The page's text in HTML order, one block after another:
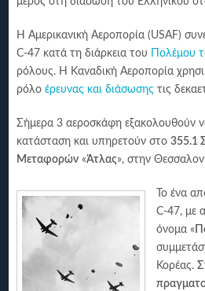
Η Αμερικανική Αεροπορία (USAF)
C-47 κατά τη διάρκεια του
Πολέμου
ρόλους. Η Καναδική Αεροπορία
ρόλοέρευνας και διάσωσης τις
Σήμερα 3 αεροσκάφη εξακολουθούν
κατάσταση και υπηρετούν στο355.1
Μεταφορών «Άτλας», στην
Το ένα
C-47, με
όνομα «
Κορέας.